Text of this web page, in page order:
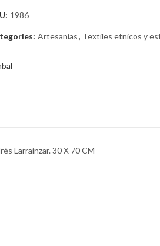
1986
Artesanías, Textiles etnicos y
Larraínzar. 30 X 70 CM